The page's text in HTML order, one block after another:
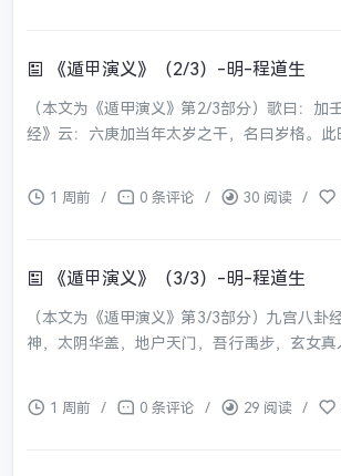
《遁甲演义》（2/3）-明-程道生
（本文为《遁甲演义》第2/3部分）歌曰：
经》云：六庚加当年太岁之干，名曰岁格。
1 周前 / 0 条评论 / 30 阅读 /
《遁甲演义》（3/3）-明-程道生
（本文为《遁甲演义》第3/3部分）九宫八
神，太阴华盖，地户天门，吾行禹步，玄女
1 周前 / 0 条评论 / 29 阅读 /